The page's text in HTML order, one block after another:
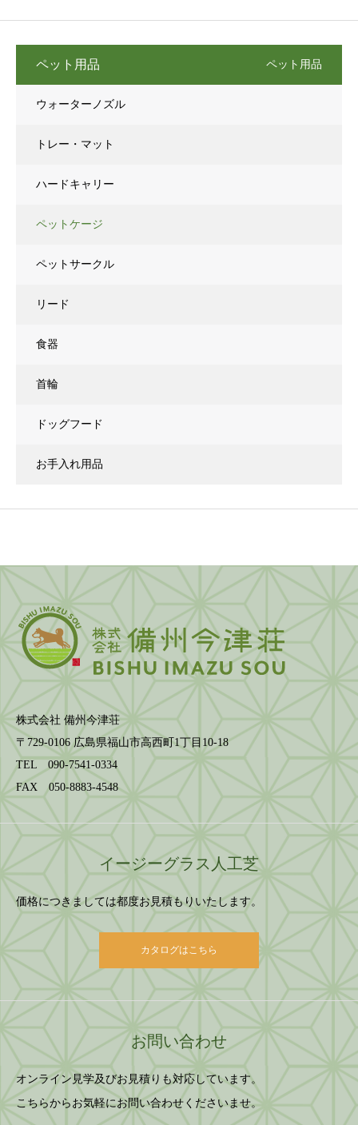
ペット用品 ペット用品
ウォーターノズル
トレー・マット
ハードキャリー
ペットケージ
ペットサークル
リード
食器
首輪
ドッグフード
お手入れ用品
株式会社 備州今津荘
〒729-0106 広島県福山市高西町1丁目10-18
TEL 090-7541-0334
FAX 050-8883-4548
イージーグラス人工芝
価格につきましては都度お見積もりいたします。
カタログはこちら
お問い合わせ
オンライン見学及びお見積りも対応しています。
こちらからお気軽にお問い合わせくださいませ。